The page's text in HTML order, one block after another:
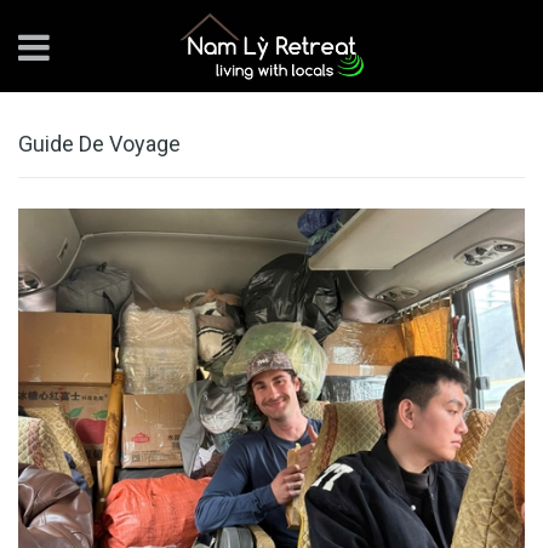
Guide De Voyage